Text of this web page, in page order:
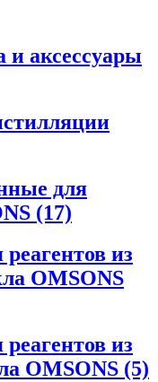
и аксессуары
для
(17)
из
OMSONS
из
OMSONS (5)